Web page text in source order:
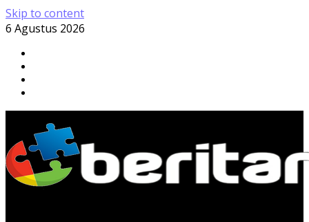
Skip to content
6 Agustus 2026